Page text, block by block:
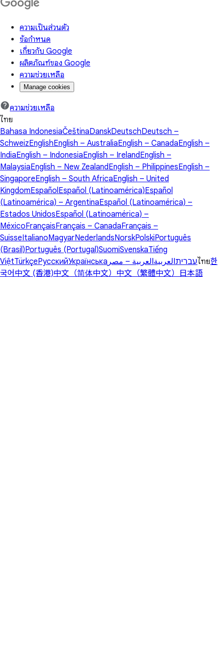
ความเป็นส่วนตัว
ข้อกำหนด
เกี่ยวกับ Google
ผลิตภัณฑ์ของ Google
ความช่วยเหลือ
Manage cookies
ความช่วยเหลือ
ไทย
Bahasa IndonesiaČeštinaDanskDeutschDeutsch –
SchweizEnglishEnglish – AustraliaEnglish – CanadaEnglish –
IndiaEnglish – IndonesiaEnglish – IrelandEnglish –
MalaysiaEnglish – New ZealandEnglish – PhilippinesEnglish –
SingaporeEnglish – South AfricaEnglish – United
KingdomEspañol Español (Latinoamérica)Español
(Latinoamérica) – ArgentinaEspañol (Latinoamérica) –
Estados UnidosEspañol (Latinoamérica) –
MéxicoFrançaisFrançais – CanadaFrançais –
SuisseItalianoMagyarNederlandsNorskPolskiPortuguês
(Brasil)Português (Portugal)SuomiSvenskaTiếng
ViệtTürkçeРусскийУкраїнська עבריתالعربيةالعربية – مصر ไทย한
국어 中文 (香港)中文（简体中文） 中文（繁體中文） 日本語